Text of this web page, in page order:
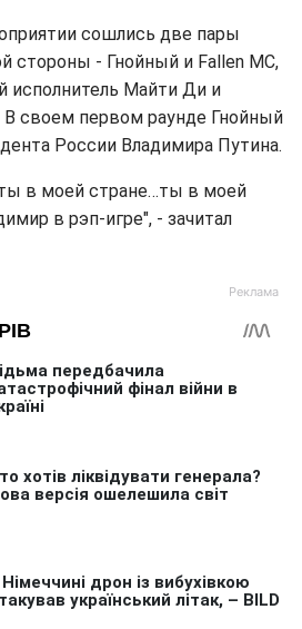
сошлись две пары
стороны - Гнойный и Fallen MC,
исполнитель Майти Ди и
В своем первом раунде Гнойный
России Владимира Путина.
в моей стране…ты в моей
в рэп-игре", - зачитал